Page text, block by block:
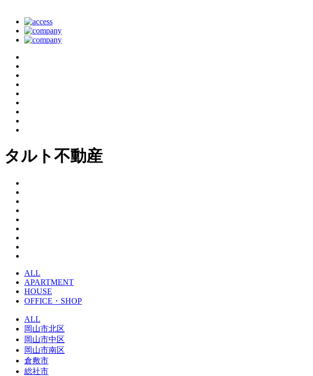
タルト不動産
ALL
APARTMENT
HOUSE
OFFICE・SHOP
ALL
岡山市北区
岡山市中区
岡山市南区
倉敷市
総社市